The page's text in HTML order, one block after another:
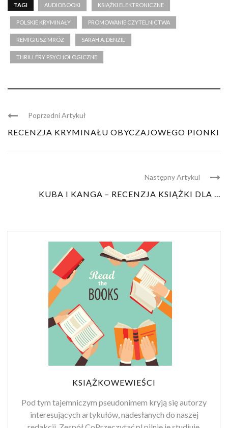
TAGI AUDIOBOOKI KSIĄŻKI ELEKTRONICZNE
POLSKIE KRYMINAŁY PROMOWANIE CZYTELNICTWA
REMIGIUSZ MRÓZ SARAH A. DENZIL
THRILLERY PSYCHOLOGICZNE
Poprzedni Artykuł
RECENZJA KRYMINAŁU OBYCZAJOWEGO PIONKI
Następny Artykul
KUBA I KANGA – RECENZJA KSIĄŻKI DLA ...
KSIĄŻKOWEWIEŚCI
Pod tym tajemniczym pseudonimem kryją się autorzy
interesujących artykułów, nadesłanych do naszej